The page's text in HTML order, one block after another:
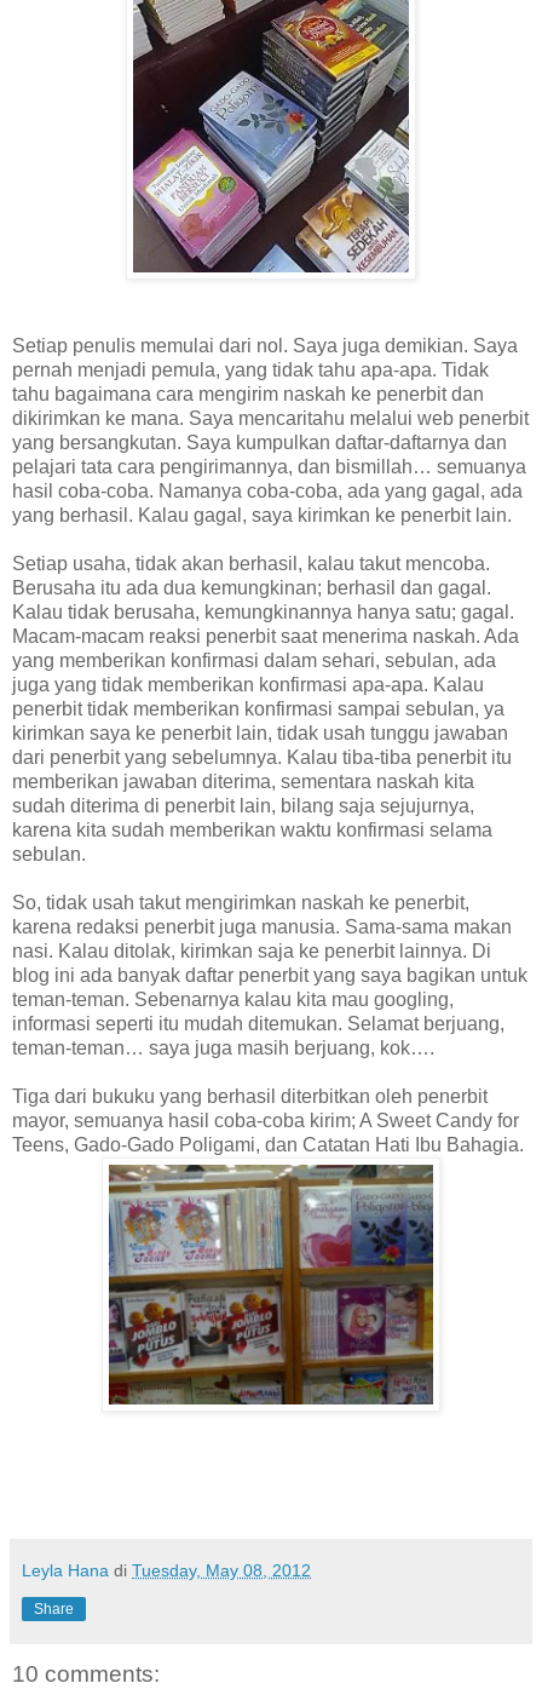
Setiap penulis memulai dari nol. Saya juga demikian. Saya
pernah menjadi pemula, yang tidak tahu apa-apa. Tidak
tahu bagaimana cara mengirim naskah ke penerbit dan
dikirimkan ke mana. Saya mencaritahu melalui web penerbit
yang bersangkutan. Saya kumpulkan daftar-daftarnya dan
pelajari tata cara pengirimannya, dan bismillah… semuanya
hasil coba-coba. Namanya coba-coba, ada yang gagal, ada
yang berhasil. Kalau gagal, saya kirimkan ke penerbit lain.
Setiap usaha, tidak akan berhasil, kalau takut mencoba.
Berusaha itu ada dua kemungkinan; berhasil dan gagal.
Kalau tidak berusaha, kemungkinannya hanya satu; gagal.
Macam-macam reaksi penerbit saat menerima naskah. Ada
yang memberikan konfirmasi dalam sehari, sebulan, ada
juga yang tidak memberikan konfirmasi apa-apa. Kalau
penerbit tidak memberikan konfirmasi sampai sebulan, ya
kirimkan saya ke penerbit lain, tidak usah tunggu jawaban
dari penerbit yang sebelumnya. Kalau tiba-tiba penerbit itu
memberikan jawaban diterima, sementara naskah kita
sudah diterima di penerbit lain, bilang saja sejujurnya,
karena kita sudah memberikan waktu konfirmasi selama
sebulan.
So, tidak usah takut mengirimkan naskah ke penerbit,
karena redaksi penerbit juga manusia. Sama-sama makan
nasi. Kalau ditolak, kirimkan saja ke penerbit lainnya. Di
blog ini ada banyak daftar penerbit yang saya bagikan untuk
teman-teman. Sebenarnya kalau kita mau googling,
informasi seperti itu mudah ditemukan. Selamat berjuang,
teman-teman… saya juga masih berjuang, kok….
Tiga dari bukuku yang berhasil diterbitkan oleh penerbit
mayor, semuanya hasil coba-coba kirim; A Sweet Candy for
Teens, Gado-Gado Poligami, dan Catatan Hati Ibu Bahagia.
Leyla Hana di Tuesday, May 08, 2012
Share
10 comments: